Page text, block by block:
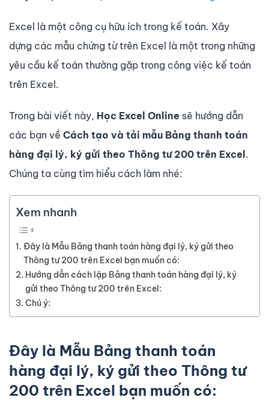
Excel là một công cụ hữu ích trong kế toán. Xây
dựng các mẫu chứng từ trên Excel là một trong những
yêu cầu kế toán thường gặp trong công việc kế toán
trên Excel.
Trong bài viết này, Học Excel Online sẽ hướng dẫn
các bạn về Cách tạo và tải mẫu Bảng thanh toán
hàng đại lý, ký gửi theo Thông tư 200 trên Excel.
Chúng ta cùng tìm hiểu cách làm nhé:
Xem nhanh
Đây là Mẫu Bảng thanh toán hàng đại lý, ký gửi theo
Thông tư 200 trên Excel bạn muốn có:
Hướng dẫn cách lập Bảng thanh toán hàng đại lý, ký
gửi theo Thông tư 200 trên Excel:
Chú ý:
Đây là Mẫu Bảng thanh toán
hàng đại lý, ký gửi theo Thông tư
200 trên Excel bạn muốn có: